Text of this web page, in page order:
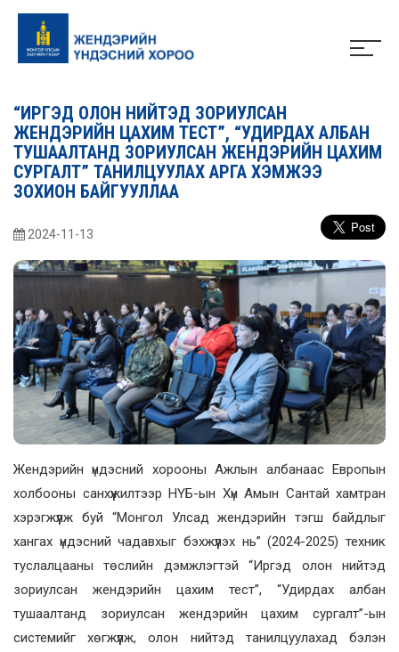
“ИРГЭД ОЛОН НИЙТЭД ЗОРИУЛСАН
ЖЕНДЭРИЙН ЦАХИМ ТЕСТ”, “УДИРДАХ АЛБАН
ТУШААЛТАНД ЗОРИУЛСАН ЖЕНДЭРИЙН ЦАХИМ
СУРГАЛТ” ТАНИЛЦУУЛАХ АРГА ХЭМЖЭЭ
ЗОХИОН БАЙГУУЛЛАА
2024-11-13
Жендэрийн үндэсний хорооны Ажлын албанаас Европын
холбооны санхүүжилтээр НҮБ-ын Хүн Амын Сантай хамтран
хэрэгжүүлж буй “Монгол Улсад жендэрийн тэгш байдлыг
хангах үндэсний чадавхыг бэхжүүлэх нь” (2024-2025) техник
туслалцааны төслийн дэмжлэгтэй “Иргэд олон нийтэд
зориулсан жендэрийн цахим тест”, “Удирдах албан
тушаалтанд зориулсан жендэрийн цахим сургалт”-ын
системийг хөгжүүлж, олон нийтэд танилцуулахад бэлэн